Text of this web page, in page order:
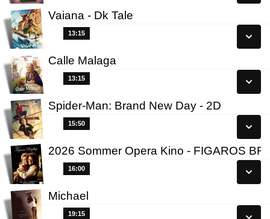
Vaiana - Dk Tale
13:15
Se alle dage
Calle Malaga
13:15
Spider-Man: Brand New Day - 2D
15:50
Se alle dage
2026 Sommer Opera Kino - FIGAROS
16:00
Michael
19:15